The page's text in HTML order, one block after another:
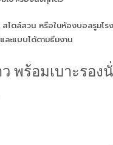
ไตล์สวน หรือในห้องบอลรูมโร
ละแบบได้ตามธีมงาน
พร้อมเบาะรอง